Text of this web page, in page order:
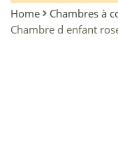
Home
Chambres à
Chambre d enfant